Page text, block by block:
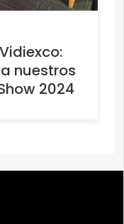
nuestros
2024